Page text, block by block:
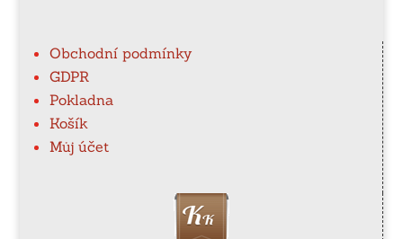
Obchodní podmínky
GDPR
Pokladna
Košík
Můj účet